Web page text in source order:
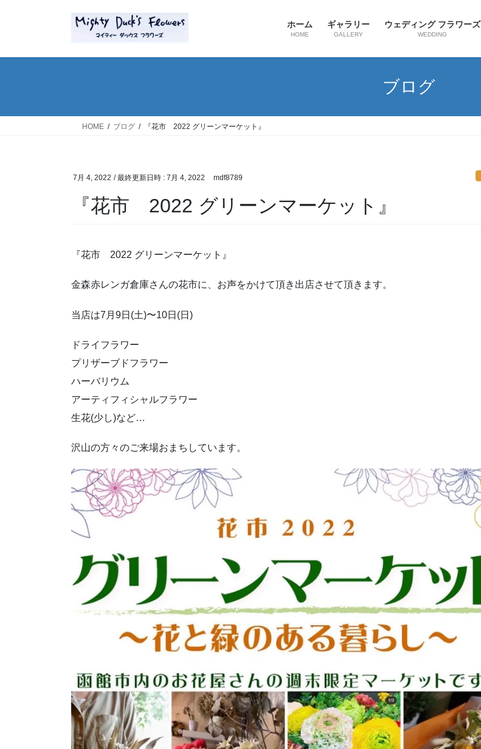
ホーム
HOME
ギャラリー
GALLERY
ウェディング フラワーズ
WEDDING
ブログ
HOME ブログ 『花市 2022 グリーンマーケット』
7月 4, 2022 / 最終更新日時 : 7月 4, 2022 mdf8789
『花市 2022 グリーンマーケット』
『花市 2022 グリーンマーケット』
金森赤レンガ倉庫さんの花市に、お声をかけて頂き出店させて頂きます。
当店は7月9日(土)〜10日(日)
ドライフラワー
プリザーブドフラワー
ハーバリウム
アーティフィシャルフラワー
生花(少し)など…
沢山の方々のご来場おまちしています。